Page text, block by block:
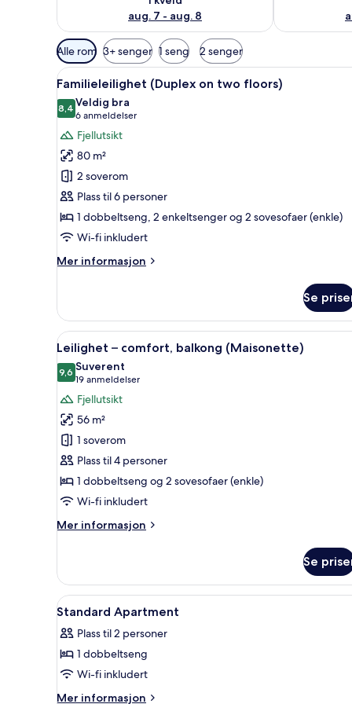
aug. 7 - aug. 8
Tilgjengelige
filtre
for
rom
Alle rom 3+ senger 1 seng 2 senger
Åpne
alle
bildene
av
Familieleilighet
(Duplex
on
two
floors)
3
Familieleilighet (Duplex on two floors)
8,48,4 av 10
Veldig bra
6 anmeldelser
(6
anmeldelser)
Fjellutsikt
80 m²
2 soverom
Plass til 6 personer
1 dobbeltseng, 2 enkeltsenger og 2 sovesofaer (enkle)
Wi-fi inkludert
Mer informasjon
Mer
(Duplex
on
two
floors)
Se
Åpne
alle
bildene
av
Leilighet
–
comfort,
balkong
(Maisonette)
Leilighet – comfort, balkong
4
Leilighet – comfort, balkong (Maisonette)
9,69,6 av 10
Suverent
19 anmeldelser
(19
anmeldelser)
Fjellutsikt
56 m²
1 soverom
Plass til 4 personer
1 dobbeltseng og 2 sovesofaer (enkle)
Wi-fi inkludert
Mer informasjon
Mer
–
comfort,
balkong
(Maisonette)
Se
Åpne
alle
bildene
av
Standard
Apartment
Safe på rommet,
7
Standard Apartment
Plass til 2 personer
1 dobbeltseng
Wi-fi inkludert
Mer informasjon
Mer